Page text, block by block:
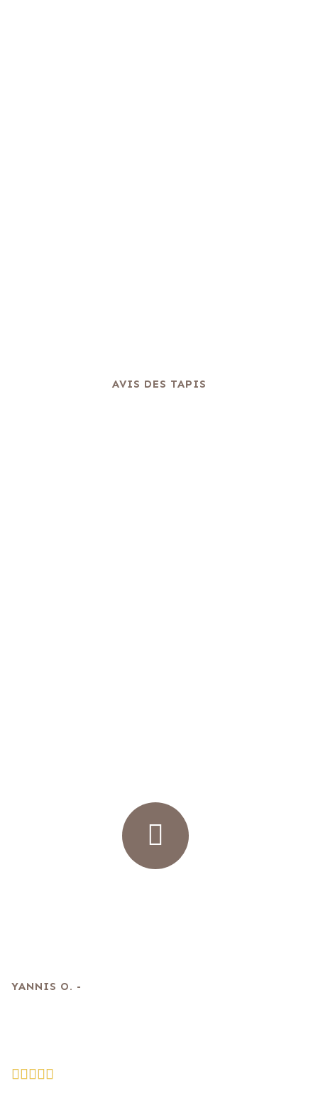
AVIS DES TAPIS
YANNIS O. -
